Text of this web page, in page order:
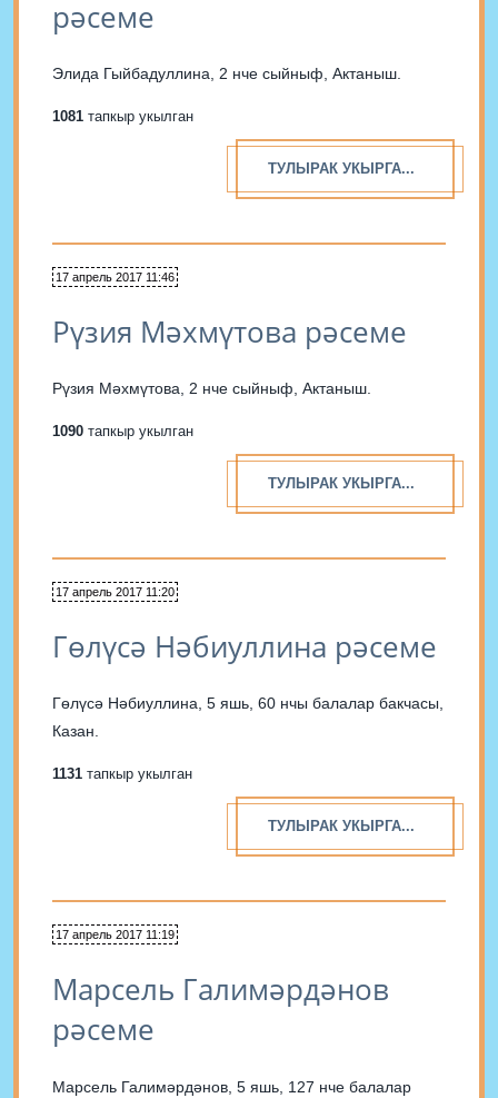
рәсеме
Элида Гыйбадуллина, 2 нче сыйныф, Актаныш.
1081 тапкыр укылган
ТУЛЫРАК УКЫРГА...
17 апрель 2017 11:46
Рүзия Мәхмүтова рәсеме
Рүзия Мәхмүтова, 2 нче сыйныф, Актаныш.
1090 тапкыр укылган
ТУЛЫРАК УКЫРГА...
17 апрель 2017 11:20
Гөлүсә Нәбиуллина рәсеме
Гөлүсә Нәбиуллина, 5 яшь, 60 нчы балалар бакчасы,
Казан.
1131 тапкыр укылган
ТУЛЫРАК УКЫРГА...
17 апрель 2017 11:19
Марсель Галимәрдәнов
рәсеме
Марсель Галимәрдәнов, 5 яшь, 127 нче балалар